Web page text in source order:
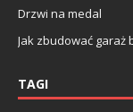
Drzwi na medal
Jak zbudować garaż
TAGI